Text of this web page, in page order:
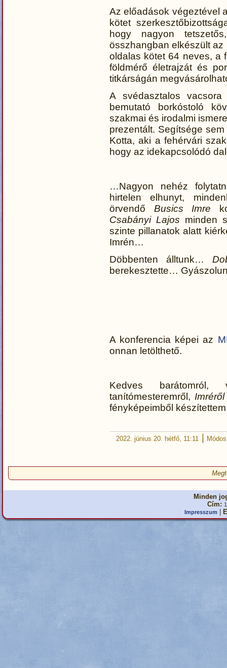
Az előadások végeztével
kötet
hogy nagyon
összhangban elkészült
oldalas kötet 64 neves, a
földmérő életrajzát és
titkárságán
A svédasztalos
bemutató borkóstoló
szakmai és irodalmi
prezentált. Segítsége
Kotta, aki a fehérvári
hogy az idekapcsolódó
…Nagyon nehéz
hirtelen elhunyt,
örvendő Busics Imre
Csabányi Lajos minden
szinte pillanatok alatt
Imrén…
Döbbenten álltunk…
berekesztette…
A konferencia képei az
onnan letölthető.
Kedves barátomról,
tanítómesteremről, Imréről
fényképeimből
2022. június 20. hétfő, 11:11
Minden
Cím:
Impresszum